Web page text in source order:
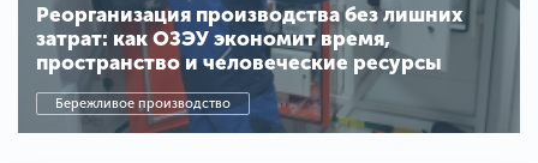
Реорганизация производства без лишних
затрат: как ОЗЭУ экономит время,
пространство и человеческие ресурсы
Бережливое производство